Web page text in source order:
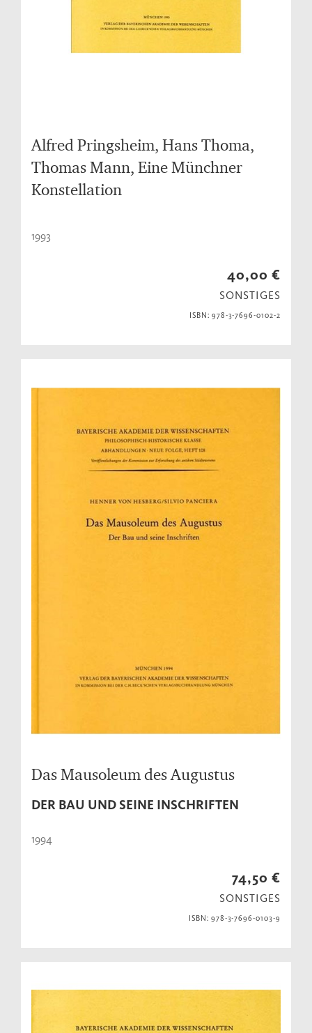
Alfred Pringsheim, Hans Thoma,
Thomas Mann, Eine Münchner
Konstellation
1993
40,00 €
SONSTIGES
ISBN: 978-3-7696-0102-2
Das Mausoleum des Augustus
DER BAU UND SEINE INSCHRIFTEN
1994
74,50 €
SONSTIGES
ISBN: 978-3-7696-0103-9